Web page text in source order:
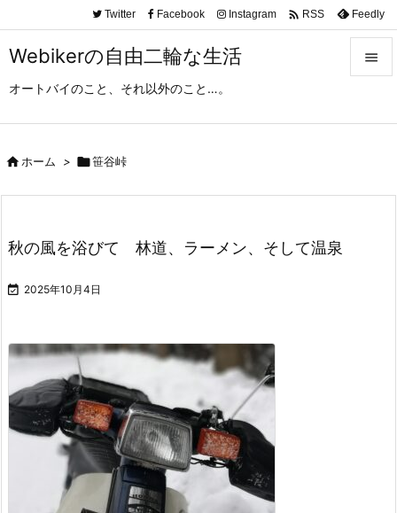
Webikerの自由二輪な生活
オートバイのこと、それ以外のこと…。

Twitter Facebook Instagram  RSS Feedly
ホーム > 笹谷峠
秋の風を浴びて 林道、ラーメン、そして温泉
 2025年10月4日